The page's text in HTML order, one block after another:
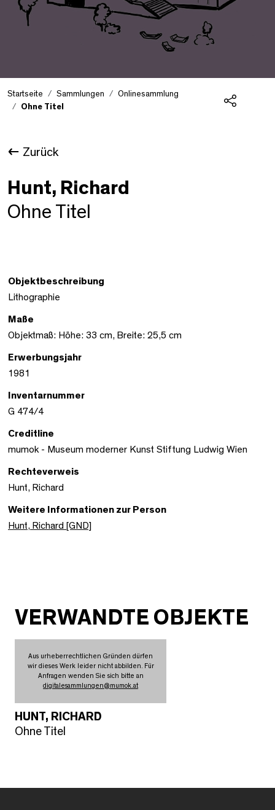
Startseite Sammlungen
Onlinesammlung
Ohne Titel
Zurück
Hunt, Richard
Ohne Titel
Objektbeschreibung
Lithographie
Maße
Objektmaß: Höhe: 33 cm, Breite: 25,5 cm
Erwerbungsjahr
1981
Inventarnummer
G 474/4
Creditline
mumok - Museum moderner Kunst Stiftung Ludwig Wien
Rechteverweis
Hunt, Richard
Weitere Informationen zur Person
Hunt, Richard [GND]
VERWANDTE OBJEKTE
Aus urheberrechtlichen Gründen dürfen
wir dieses Werk leider nicht abbilden. Für
Anfragen wenden Sie sich bitte an
digitalesammlungen@mumok.at
HUNT, RICHARD
Ohne Titel